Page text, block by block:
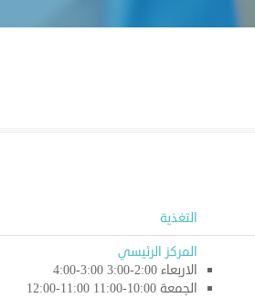
التغذية
المركز الرئيسي
الاربعاء 2:00-3:00 3:00-4:00
الجمعة 10:00-11:00 11:00-12:00